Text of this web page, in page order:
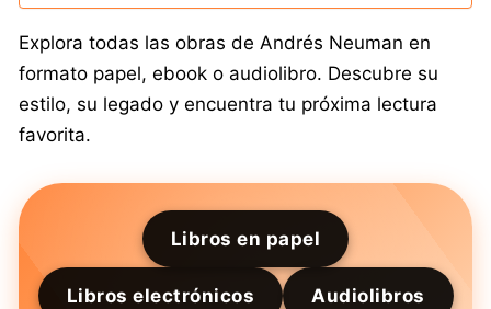
Explora todas las obras de Andrés Neuman en
formato papel, ebook o audiolibro. Descubre su
estilo, su legado y encuentra tu próxima lectura
favorita.
Libros en papel
Libros electrónicos Audiolibros